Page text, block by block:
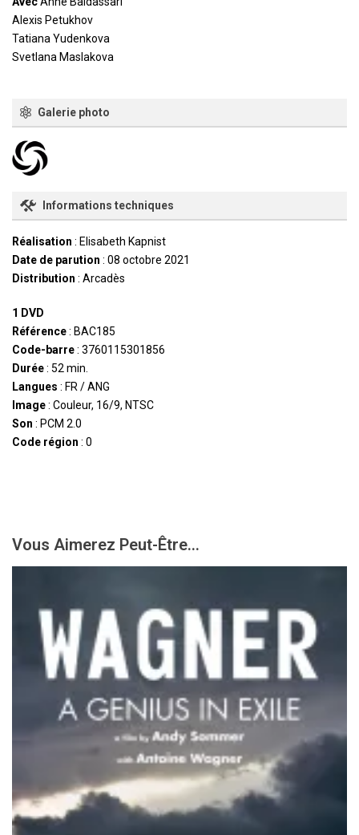
Alexis Petukhov
Tatiana Yudenkova
Svetlana Maslakova
Galerie photo
Informations techniques
Réalisation : Elisabeth Kapnist
Date de parution : 08 octobre 2021
Distribution : Arcadès
1 DVD
Référence: BAC185
Code-barre: 3760115301856
Durée: 52 min.
Langues : FR / ANG
Image: Couleur, 16/9, NTSC
Son : PCM 2.0
Code région : 0
Vous Aimerez Peut-Être...